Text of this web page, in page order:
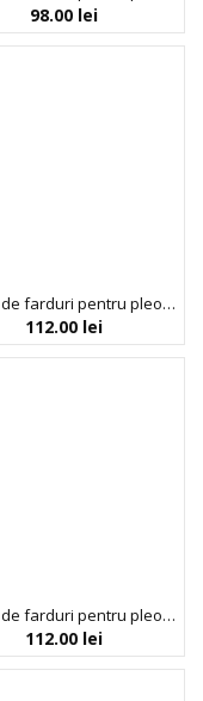
98.00 lei
Paleta de farduri pentru pleoape si pigmenti presati, Adventures of Rudeko, Manga Collection, 15 nuante, Rude Cosmetics
112.00 lei
Paleta de farduri pentru pleoape, cu pigmenti presati, Attitude Academia, Manga Collection, Rude Cosmetics, 15 nuanțe
112.00 lei